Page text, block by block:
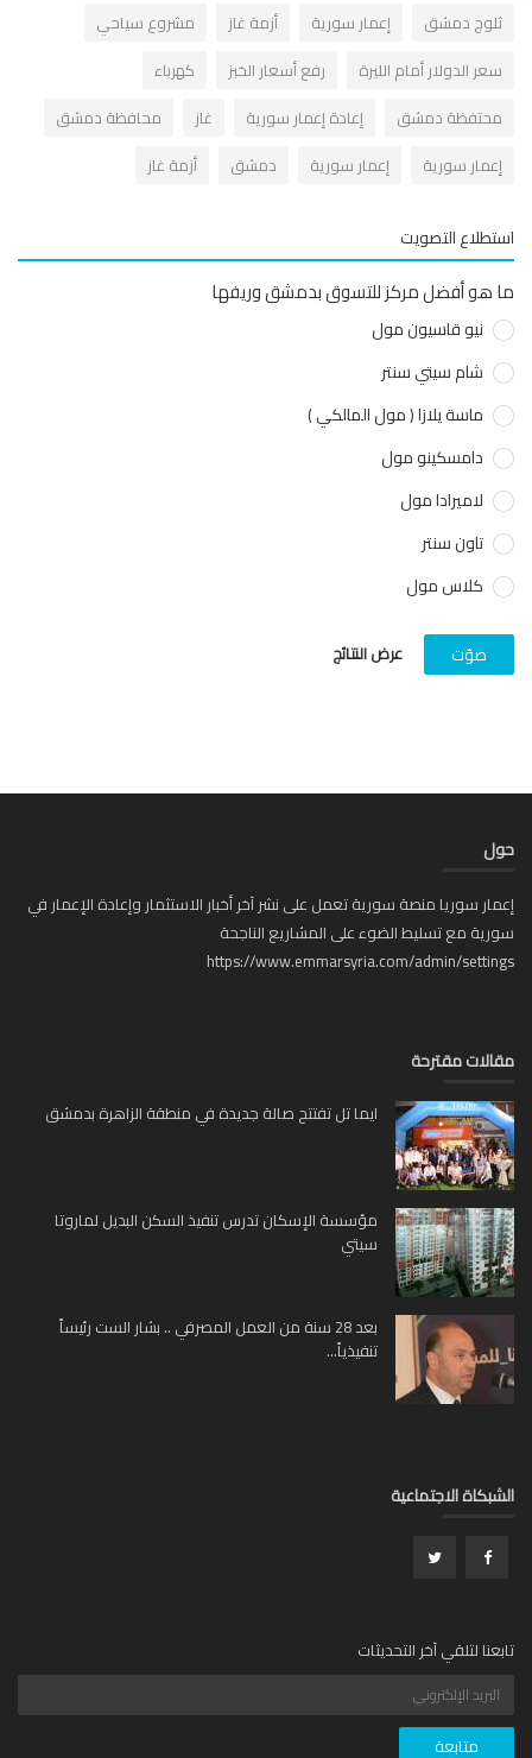
دمشق إعمار سورية أزمة غاز
مشروع سياحي
الدولار أمام الليرة
رفع أسعار الخبز
كهرباء
دمشق
إعادة إعمار سورية غاز
محافظة دمشق
سورية
إعمار سورية دمشق أزمة غاز
التصويت
أفضل مركز للتسوق بدمشق وريفها
نيو قاسيون مول
شام سيتي سنتر
ماسة يلازا ( مول المالكي )
دامسكينو مول
لاميرادا مول
تاون سنتر
كلاس مول
عرض النتائج
سوريا منصة سورية تعمل على نشر آخر أخبار الاستثمار وإعادة الإعمار في
مع تسليط الضوء على المشاريع الناجحة
https://www.emmarsyria.com/admin/
مقترحة
ايما تل تفتتح صالة جديدة في منطقة الزاهرة بدمشق
مؤسسة الإسكان تدرس تنفيذ السكن البديل لماروتا
سيتي
بعد 28 سنة من العمل المصرفي .. بشار الست رئيساً
تنفيذياً...
الاجتماعية
لتلقي آخر التحديثات